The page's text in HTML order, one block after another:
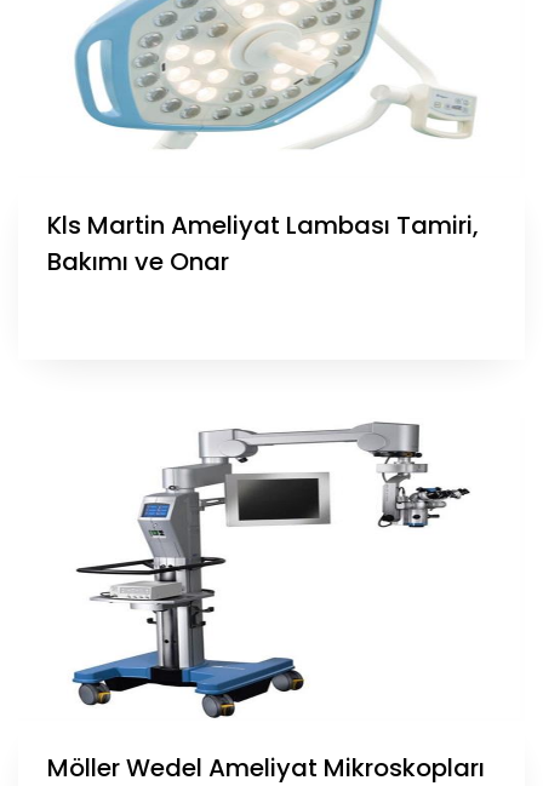
Kls Martin Ameliyat Lambası Tamiri,
Bakımı ve Onar
Möller Wedel Ameliyat Mikroskopları